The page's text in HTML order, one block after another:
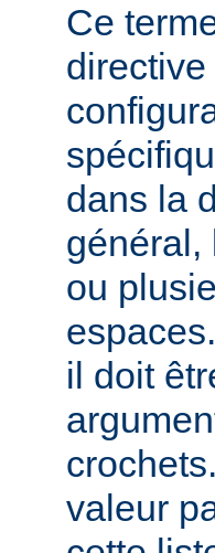
Ce
dans la
général,
ou
il doit
valeur